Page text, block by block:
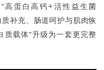
高蛋白高钙+活性益生菌
补充、肠道呵护与肌肉恢
质载体”升级为一套更完整